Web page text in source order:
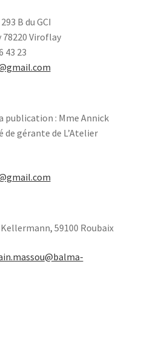
B du GCI
78220 Viroflay
43 23
publication : Mme Annick
de gérante de L’Atelier
59100 Roubaix